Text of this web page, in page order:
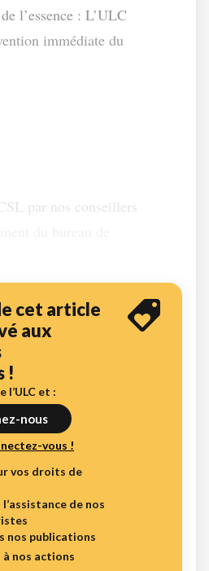
l’essence : L’ULC
immédiate du
par nos conseillers
cet article
aux
!
l’ULC et :
nous
vous !
vos droits de
l’assistance de nos
nos publications
à nos actions